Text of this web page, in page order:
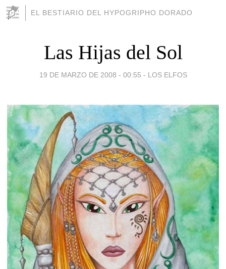
EL BESTIARIO DEL HYPOGRIPHO DORADO
Las Hijas del Sol
19 DE MARZO DE 2008 - 00:55 - LOS ELFOS